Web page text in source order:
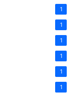
1
1
1
1
1
1